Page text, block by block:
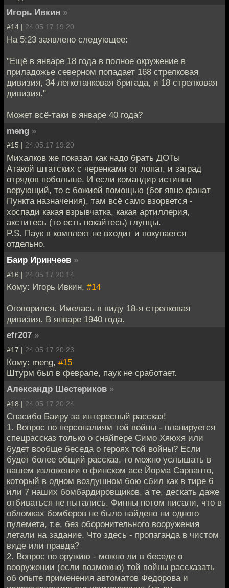
Игорь Ивкин »
#14 | 24.05.17 19:20
На 5:23 заявлено следующее:
"Ещё в январе 18 года в полное окружение в
приладожье северном попадает 168 стрелковая
дивизия, 34 легкотанковая бригада, и 18 стрелковая
дивизия."
Может всё-таки в январе 40 года?
meng »
#15 | 24.05.17 19:20
Михалков же показал как надо брать ДОТы
Атакой штатских с черенками от лопат, и заград
отрядов побольше. И если командир истинно
верующий, то с божией помощью (бог явно фанат
Пункта назначения), там всё само взорвется -
хоспади какая взрывчатка, какая артиллерия,
акститесь (то есть покайтесь) глупцы.
P.S. Паук в комплект не входит и покупается
отдельно.
Баир Иринчеев »
#16 | 24.05.17 20:14
Кому: Игорь Ивкин, #14
Оговорился. Имелась в виду 18-я стрелковая
дивизия. В январе 1940 года.
efr207 »
#17 | 24.05.17 20:23
Кому: meng, #15
Штурм был в феврале, паук не сработает.
Александр Шестериков »
#18 | 24.05.17 20:24
Спасибо Баиру за интересный рассказ!
1. Вопрос по персоналиям той войны - планируется
спецрассказ только о снайпере Симо Хяюхя или
будет вообще беседа о героях той войны? Если
будет более общий рассказ, то можно услышать в
вашем изложении о финском асе Йорма Сарванто,
который в одном воздушном бою сбил как в тире 6
или 7 наших бомбардировщиков, а те, дескать даже
отбиваться не пытались. Финны потом писали, что в
обломках бомберов не было найдено ни одного
пулемета, т.е. без оборонительного вооружения
летали на задание. Что здесь - пропаганда в чистом
виде или правда?
2. Вопрос по оружию - можно ли в беседе о
вооружении (если возможно) той войны рассказать
об опыте применения автоматов Федорова и